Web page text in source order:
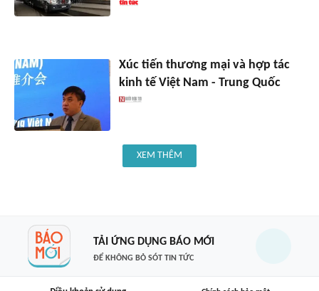
Xúc tiến thương mại và hợp tác
kinh tế Việt Nam - Trung Quốc
XEM THÊM
TẢI ỨNG DỤNG BÁO MỚI
ĐỂ KHÔNG BỎ SÓT TIN TỨC